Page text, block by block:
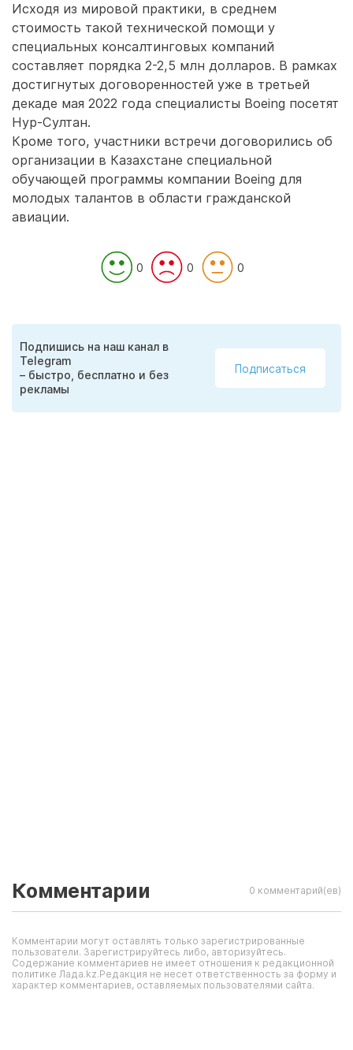
Исходя из мировой практики, в среднем
стоимость такой технической помощи у
специальных консалтинговых компаний
составляет порядка 2-2,5 млн долларов. В рамках
достигнутых договоренностей уже в третьей
декаде мая 2022 года специалисты Boeing посетят
Нур-Султан.
Кроме того, участники встречи договорились об
организации в Казахстане специальной
обучающей программы компании Boeing для
молодых талантов в области гражданской
авиации.
0 0 0
Подпишись на наш канал в
Telegram
– быстро, бесплатно и без
рекламы
Подписаться
Комментарии 0 комментарий(ев)
Комментарии могут оставлять только зарегистрированные
пользователи. Зарегистрируйтесь либо, авторизуйтесь.
Содержание комментариев не имеет отношения к редакционной
политике Лада.kz.Редакция не несет ответственность за форму и
характер комментариев, оставляемых пользователями сайта.